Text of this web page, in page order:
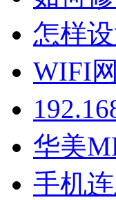
怎样
WIFI
华美
手机